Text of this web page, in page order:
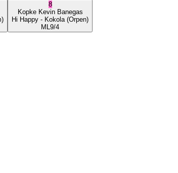
8
Kopke Kevin Banegas
Hi Happy - Kokola(Orpen)
ML9/4